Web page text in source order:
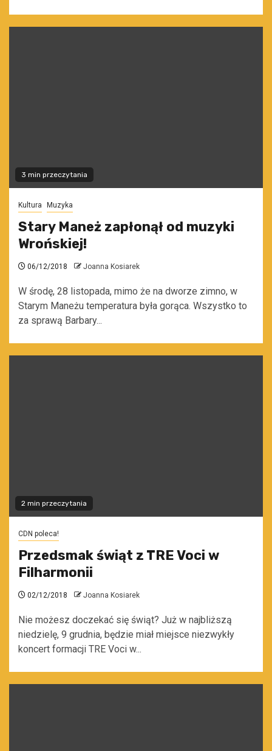
3 min przeczytania
Kultura Muzyka
Stary Maneż zapłonął od muzyki
Wrońskiej!
06/12/2018 Joanna Kosiarek
W środę, 28 listopada, mimo że na dworze zimno, w
Starym Maneżu temperatura była gorąca. Wszystko to
za sprawą Barbary...
2 min przeczytania
CDN poleca!
Przedsmak świąt z TRE Voci w
Filharmonii
02/12/2018 Joanna Kosiarek
Nie możesz doczekać się świąt? Już w najbliższą
niedzielę, 9 grudnia, będzie miał miejsce niezwykły
koncert formacji TRE Voci w...